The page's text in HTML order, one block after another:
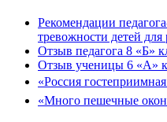
Рекомендации
тревожности детей для
Отзыв педагога 8 «Б»
Отзыв ученицы 6 «А»
«Россия
«Много пешечные